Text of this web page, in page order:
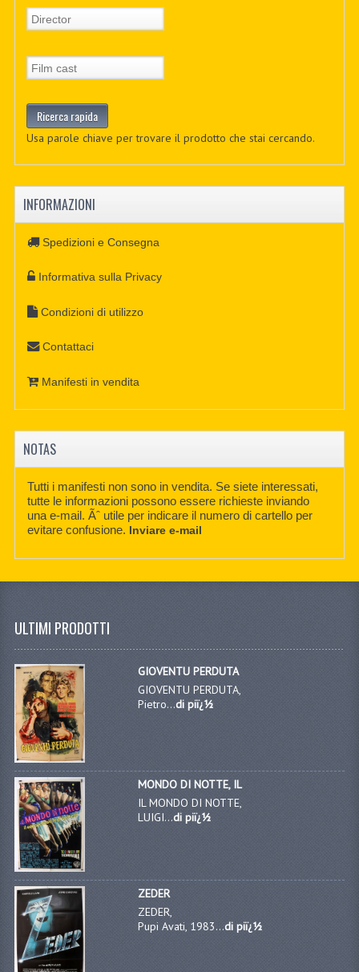
Usa parole chiave per trovare il prodotto che stai cercando.
INFORMAZIONI
Spedizioni e Consegna
Informativa sulla Privacy
Condizioni di utilizzo
Contattaci
Manifesti in vendita
NOTAS
Tutti i manifesti non sono in vendita. Se siete interessati,
tutte le informazioni possono essere richieste inviando
una e-mail. Ãˆ utile per indicare il numero di cartello per
evitare confusione. Inviare e-mail
ULTIMI PRODOTTI
GIOVENTU PERDUTA
GIOVENTU PERDUTA,
Pietro...di piï¿½
MONDO DI NOTTE, IL
IL MONDO DI NOTTE,
LUIGI...di piï¿½
ZEDER
ZEDER,
Pupi Avati, 1983...di piï¿½